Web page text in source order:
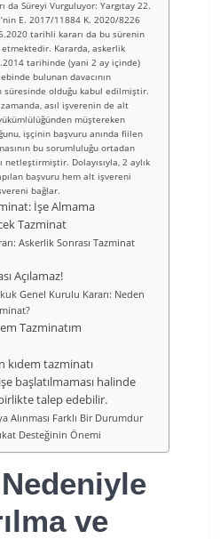
da Süreyi Vurguluyor: Yargıtay 22.
E. 2017/11884 K. 2020/8226
tarihli kararı da bu sürenin
Kararda, askerlik
tarihinde (yani 2 ay içinde)
bulunan davacının
süresinde olduğu kabul edilmiştir.
zamanda, asıl işverenin de alt
müştereken
işçinin başvuru anında fiilen
bu sorumluluğu ortadan
netleştirmiştir. Dolayısıyla, 2 aylık
başvuru hem alt işvereni
bağlar.
İşe Almama
Tazminat
Askerlik Sonrası Tazminat
Açılamaz!
Genel Kurulu Kararı: Neden
Tazminatım
kıdem tazminatı
başlatılmaması halinde
talep edebilir.
Alınması Farklı Bir Durumdur
Desteğinin Önemi
ve